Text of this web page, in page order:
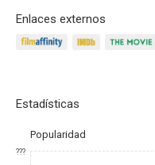
Enlaces externos
Estadísticas
Popularidad
???